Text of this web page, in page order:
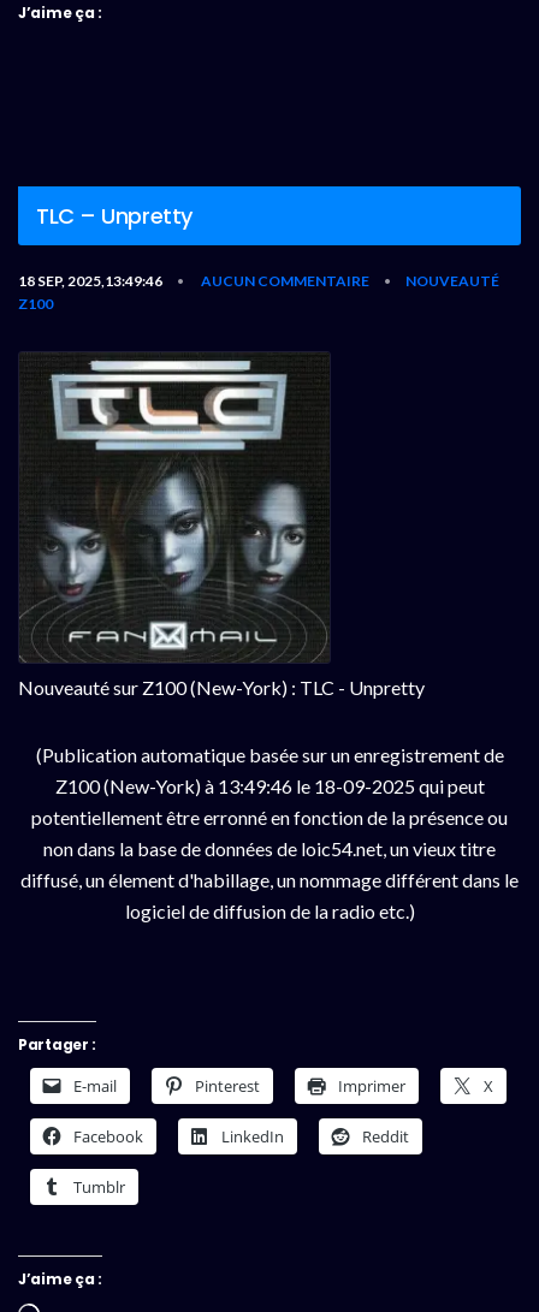
J’aime ça :
TLC – Unpretty
18 SEP, 2025,13:49:46 • AUCUN COMMENTAIRE •
NOUVEAUTÉ
Z100
Nouveauté sur Z100 (New-York) : TLC - Unpretty
(Publication automatique basée sur un enregistrement de
Z100 (New-York) à 13:49:46 le 18-09-2025 qui peut
potentiellement être erronné en fonction de la présence ou
non dans la base de données de loic54.net, un vieux titre
diffusé, un élement d'habillage, un nommage différent dans le
logiciel de diffusion de la radio etc.)
Partager :
E-mail Pinterest Imprimer X
Facebook LinkedIn Reddit
Tumblr
J’aime ça :